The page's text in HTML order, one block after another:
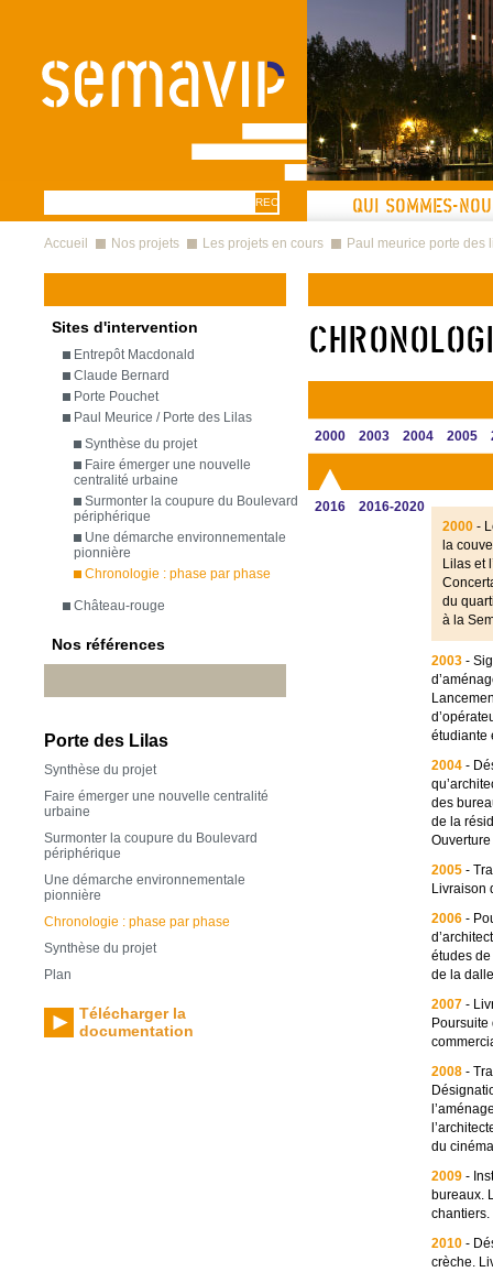
Formulaire
de recherche
QUI SOMMES-
Vous êtes ici
Accueil Nos projets Les projets en cours Paul meurice porte des
Sites d'intervention
Entrepôt Macdonald
Claude Bernard
Porte Pouchet
Paul Meurice / Porte des Lilas
Synthèse du projet
Faire émerger une nouvelle
centralité urbaine
Surmonter la coupure du Boulevard
périphérique
Une démarche environnementale
pionnière
Chronologie : phase par phase
Château-rouge
Nos références
Porte des Lilas
Synthèse du projet
Faire émerger une nouvelle centralité
urbaine
Surmonter la coupure du Boulevard
périphérique
Une démarche environnementale
pionnière
Chronologie : phase par phase
Synthèse du projet
Plan
Télécharger la
documentation
2000 2003 2004 2005
2016
2016-2020
2000 -
la
Lilas et
du
à la
2003 -
étudiante
2004 -
des
de la
Ouverture
2005 -
Livraison
2006 -
études
de la
2007 -
2008 -
du
2009 -
bureaux.
chantiers.
2010 -
crèche.